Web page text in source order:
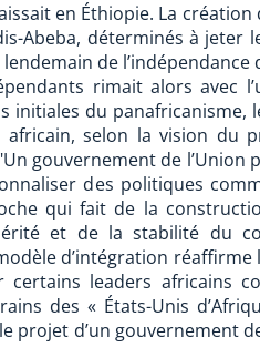
en Éthiopie. La création
Abeba, déterminés à jeter
de l’indépendance
rimait alors avec
initiales du panafricanisme,
selon la vision du
gouvernement de l’Union
des politiques
qui fait de la
et de la stabilité du
d’intégration
certains leaders africains
des « États-Unis
projet d’un gouvernement